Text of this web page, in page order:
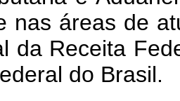
nas áreas de
da Receita
do Brasil.